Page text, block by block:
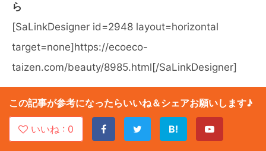
ら
[SaLinkDesigner id=2948 layout=horizontal
target=none]https://ecoeco-
taizen.com/beauty/8985.html[/SaLinkDesigner]
この記事が参考になったらいいね＆シェアお願いします♪
いいね : 0 B!